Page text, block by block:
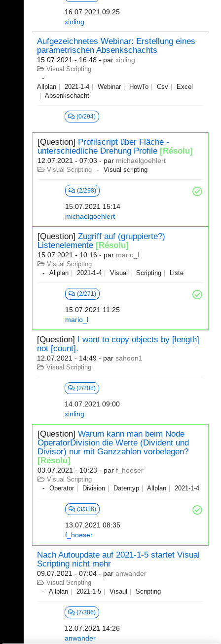
16.07.2021 09:25
xinling
Aufgezeichnetes Webinar: Erstellung eines
parametrischen Absenkschachts
15.07.2021 - 16:48 - par xinling
Visual Scripting
Allplan 2021-1-4 Webinar HowTo Csv
Excel
Absenkschacht
(0/294)
[Question] Profilscript über Fläche -
unterschiedliche Drehung Profile [Résolu]
12.07.2021 - 07:03 - par michaelgoehlert
Visual Scripting Visual scripting
(2/298)
15.07.2021 15:14
michaelgoehlert
[Question] Zugriff auf (gruppierte?)
Listenelemente [Résolu]
15.07.2021 - 10:16 - par mario_l
Visual Scripting
Allplan
2021-1-4 Visual Scripting Liste
(2/271)
15.07.2021 11:25
mario_l
[Question] I want to copy objects by [length]
not [count].
12.07.2021 - 14:49 - par sahoon1
Visual Scripting
(2/208)
14.07.2021 09:00
xinling
[Question] Warum kann man beim Node
OperatorDivision die Werte (Divident und
Divisor) nur mit Ganzzahlen vorbelegen?
[Résolu]
03.07.2021 - 10:23 - par f_hoeser
Visual Scripting
Operator
Division Datentyp Allplan 2021-1-4
(3/316)
13.07.2021 08:35
f_hoeser
Nach Autoupdate auf 2021-1-5 startet Visual
Scripting nicht mehr
09.07.2021 - 07:04 - par anwander
Visual Scripting
Allplan
2021-1-5 Visaul Scripting
(7/386)
12.07.2021 14:26
anwander